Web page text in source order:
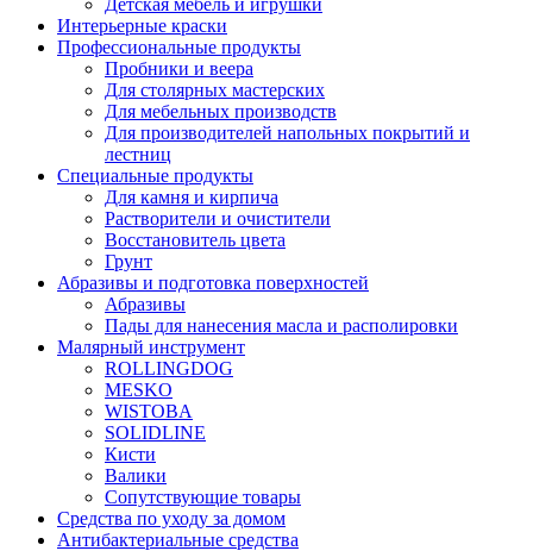
Интерьерные краски
Профессиональные продукты
Пробники и веера
Для столярных мастерских
Для мебельных производств
Для производителей напольных покрытий и
лестниц
Специальные продукты
Для камня и кирпича
Растворители и очистители
Восстановитель цвета
Грунт
Абразивы и подготовка поверхностей
Абразивы
Пады для нанесения масла и располировки
Малярный инструмент
ROLLINGDOG
MESKO
WISTOBA
SOLIDLINE
Кисти
Валики
Сопутствующие товары
Средства по уходу за домом
Антибактериальные средства